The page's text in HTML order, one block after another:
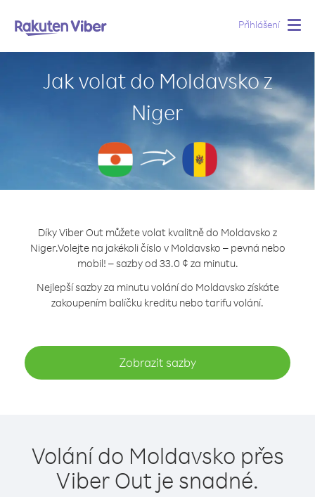
Přihlášení
Jak volat do Moldavsko z
Niger
Díky Viber Out můžete volat kvalitně do Moldavsko z
Niger.Volejte na jakékoli číslo v Moldavsko – pevná nebo
mobil! – sazby od 33.0 ¢ za minutu.
Nejlepší sazby za minutu volání do Moldavsko získáte
zakoupením balíčku kreditu nebo tarifu volání.
Zobrazit sazby
Volání do Moldavsko přes
Viber Out je snadné.